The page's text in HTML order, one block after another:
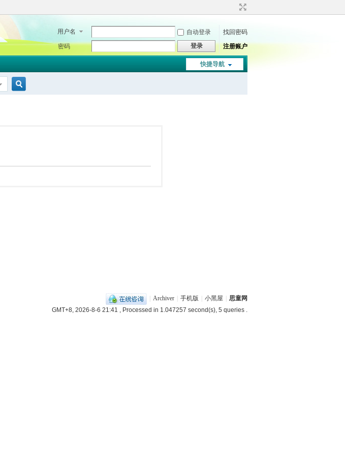
用户名 自动登录
找回密码
密码
登录 注册账户
快捷导航
Archiver 手机版 小黑屋
思童网
GMT+8, 2026-8-6 21:41 , Processed in 1.047257 second(s), 5 queries .